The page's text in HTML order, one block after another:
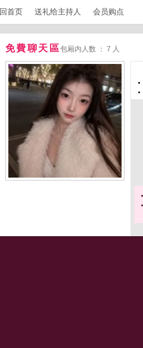
回首页 送礼给主持人 会员购点
免費聊天區包厢内人数 ： 7 人